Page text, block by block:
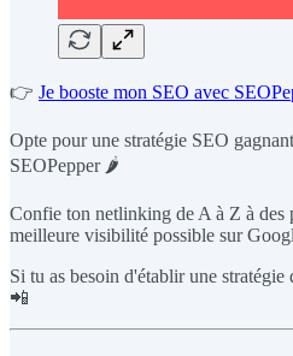
👉 Je booste mon SEO avec
Opte pour une stratégie SEO
SEOPepper 🌶️
Confie ton netlinking de A à Z à des
meilleure visibilité possible sur
Si tu as besoin d'établir une
📲